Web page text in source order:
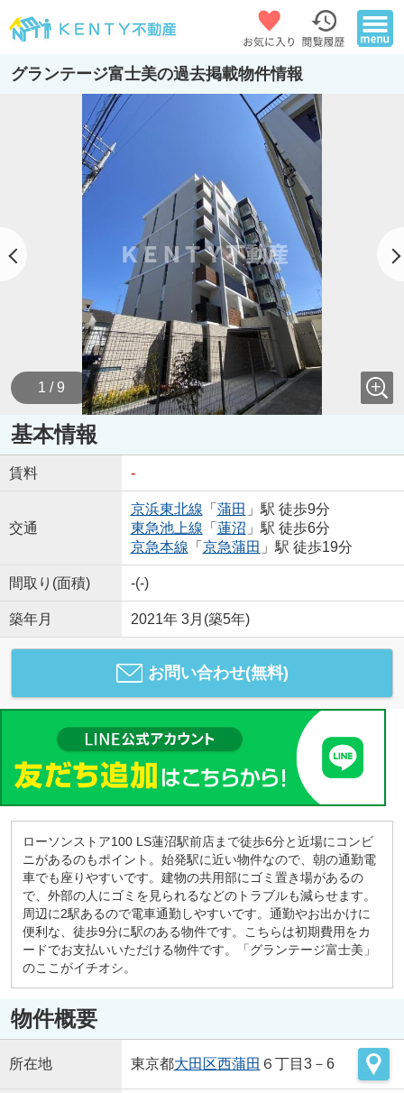
グランテージ富士美の過去掲載物件情報
1 / 9
基本情報
賃料 -
交通
京浜東北線 「 蒲田 」駅 徒歩9分
東急池上線 「 蓮沼 」駅 徒歩6分
京急本線 「 京急蒲田 」駅 徒歩19分
間取り(面積) -(-)
築年月 2021年 3月(築5年)
お問い合わせ(無料)
ローソンストア100 LS蓮沼駅前店まで徒歩6分と近場にコンビ
ニがあるのもポイント。始発駅に近い物件なので、朝の通勤電
車でも座りやすいです。建物の共用部にゴミ置き場があるの
で、外部の人にゴミを見られるなどのトラブルも減らせます。
周辺に2駅あるので電車通勤しやすいです。通勤やお出かけに
便利な、徒歩9分に駅のある物件です。こちらは初期費用をカ
ードでお支払いいただける物件です。「グランテージ富士美」
のここがイチオシ。
物件概要
所在地 東京都大田区西蒲田 ６丁目3－6